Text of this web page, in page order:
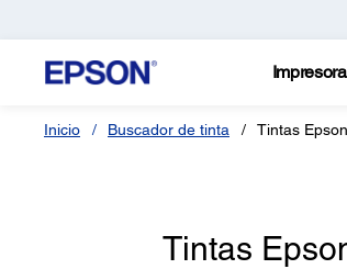
Inicio Buscador de tinta Tintas
Tintas